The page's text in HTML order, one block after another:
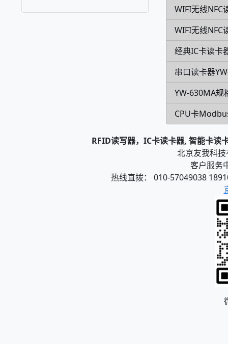
WIFI无线NFC
WIFI无线NFC
经典IC卡读卡
串口读卡器
YW-630MA规
CPU卡
RFID读写器，IC卡读卡器, 智能卡读
北京友我科
客户服务
热线直拨： 010-57049038